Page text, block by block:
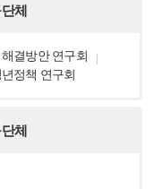
체
결방안 연구회
정책 연구회
체